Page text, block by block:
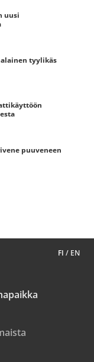
uusi
tyylikäs
puuveneen
FI / EN